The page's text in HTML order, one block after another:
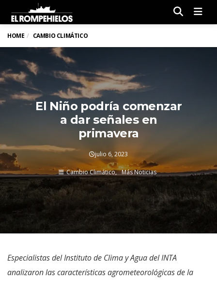
HOME CAMBIO CLIMÁTICO
El Niño podría comenzar
a dar señales en
primavera
julio 6, 2023
Cambio Climático Más Noticias
Especialistas del Instituto de Clima y Agua del INTA
analizaron las características agrometeorológicas de la